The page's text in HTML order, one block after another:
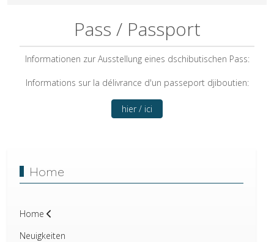
Pass / Passport
Informationen zur Ausstellung eines dschibutischen Pass:
Informations sur la délivrance d'un passeport djiboutien:
hier / ici
Home
Home
Neuigkeiten